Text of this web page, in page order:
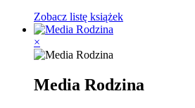
Zobacz listę książek
×
Media Rodzina